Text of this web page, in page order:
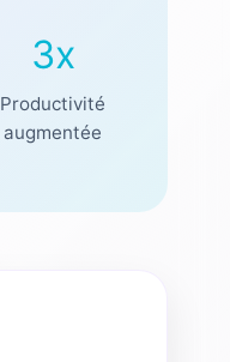
3x
Productivité
augmentée